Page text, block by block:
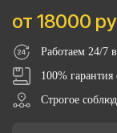
от 18000
Работаем 24/7
100%
Строгое